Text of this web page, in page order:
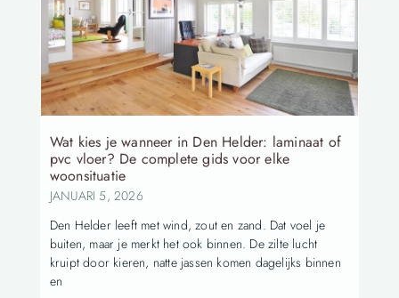
Wat kies je wanneer in Den Helder: laminaat of
pvc vloer? De complete gids voor elke
woonsituatie
JANUARI 5, 2026
Den Helder leeft met wind, zout en zand. Dat voel je
buiten, maar je merkt het ook binnen. De zilte lucht
kruipt door kieren, natte jassen komen dagelijks binnen
en